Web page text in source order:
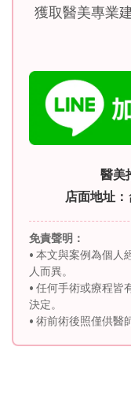
獲取醫美專業
醫美
店面地址：
免責聲明：
• 本文與案例為個人
人而異。
• 任何手術或療程皆
決定。
• 術前術後照僅供醫